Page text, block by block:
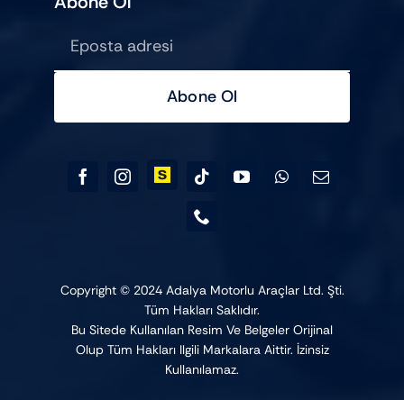
Abone Ol
Copyright © 2024 Adalya Motorlu Araçlar Ltd. Şti.
Tüm Hakları Saklıdır.
Bu Sitede Kullanılan Resim Ve Belgeler Orijinal
Olup Tüm Hakları Ilgili Markalara Aittir. İzinsiz
Kullanılamaz.